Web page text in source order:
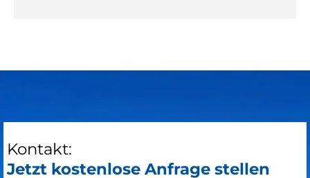
Kontakt:
Jetzt kostenlose Anfrage stellen